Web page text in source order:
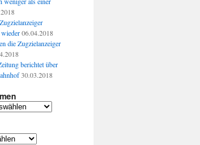
06.04.2018
die Zugzielanzeiger
berichtet über
30.03.2018